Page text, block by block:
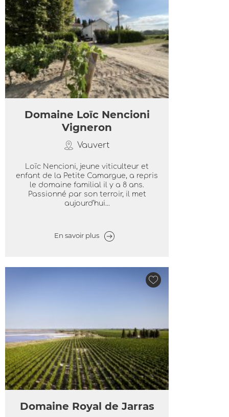
Domaine Loïc Nencioni
Vigneron
Vauvert
Loïc Nencioni, jeune viticulteur et
enfant de la Petite Camargue, a repris
le domaine familial il y a 8 ans.
Passionné par son terroir, il met
aujourd’hui...
En savoir plus
Domaine Royal de Jarras